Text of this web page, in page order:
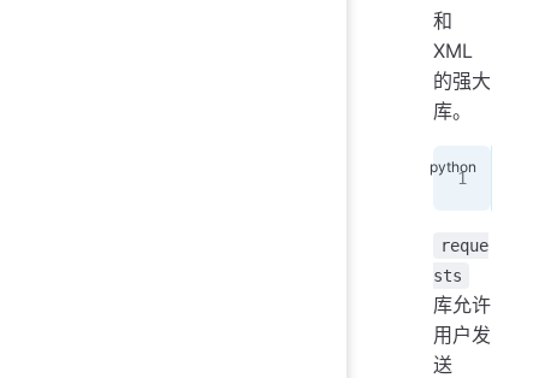
和
XML
的强大
库。
reque
sts
库允许
用户发
送